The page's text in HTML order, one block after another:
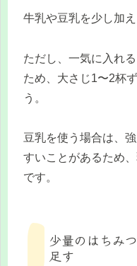
牛乳や豆乳を少し加
ただし、一気に入れ
ため、大さじ1〜2杯
う。
豆乳を使う場合は、
すいことがあるため
です。
少量のはちみ
足す